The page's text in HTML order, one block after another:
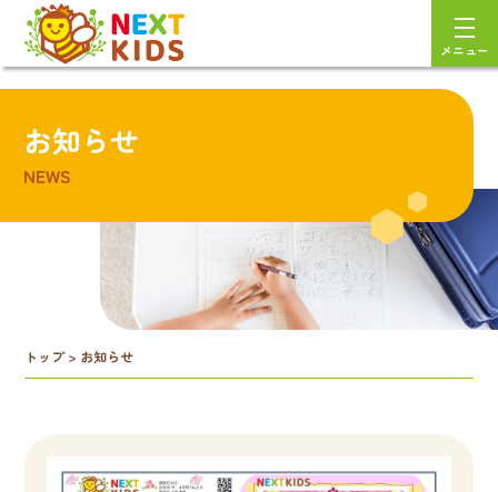
メニュー
お知らせ
NEWS
トップ> お知らせ